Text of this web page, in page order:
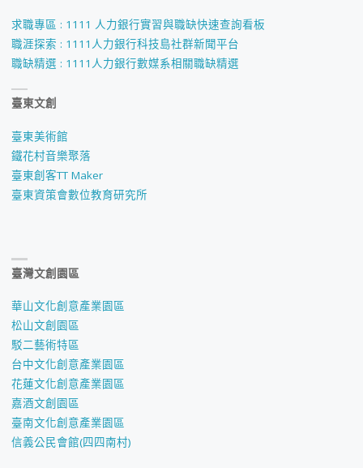
求職專區 : 1111 人力銀行實習與職缺快速查詢看板
職涯探索 : 1111人力銀行科技島社群新聞平台
職缺精選 : 1111人力銀行數媒系相關職缺精選
臺東文創
臺東美術館
鐵花村音樂聚落
臺東創客TT Maker
臺東資策會數位教育研究所
臺灣文創園區
華山文化創意產業園區
松山文創園區
駁二藝術特區
台中文化創意產業園區
花蓮文化創意產業園區
嘉酒文創園區
臺南文化創意產業園區
信義公民會館(四四南村)